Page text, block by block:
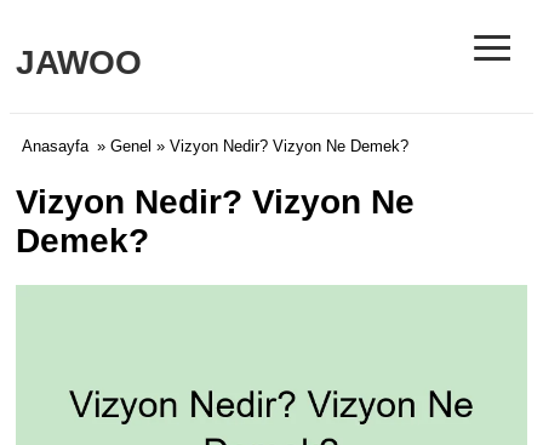
JAWOO ≡
Anasayfa » Genel » Vizyon Nedir? Vizyon Ne Demek?
Vizyon Nedir? Vizyon Ne
Demek?